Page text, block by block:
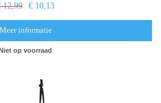
12,99 € 10,13
Meer informatie
op voorraad